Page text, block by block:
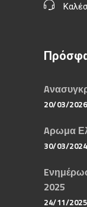
20/03/2026
Aρωμα
30/03/2024
2025
24/11/2025